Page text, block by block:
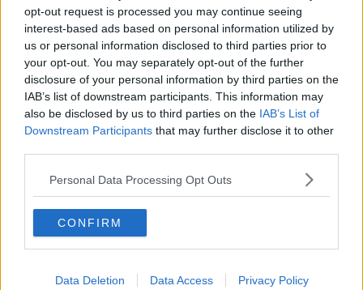
opt-out request is processed you may continue seeing
interest-based ads based on personal information utilized by
us or personal information disclosed to third parties prior to
your opt-out. You may separately opt-out of the further
disclosure of your personal information by third parties on the
IAB’s list of downstream participants. This information may
also be disclosed by us to third parties on the IAB’s List of
Downstream Participants that may further disclose it to other
Personal Data Processing Opt Outs
CONFIRM
Data Deletion Data Access Privacy Policy
Recentemente si è inaugurata una tua mostra a Milano . Che
storia racconti?
E’ una selezione delle mie opere classiche, inoltre ci sono sei
grandi opere, in bianco e nero, ispirate ad ipotesi di monumenti.
Tornado al classicismo e al nostro rinascimento si dovrebbero
realizzare dei monumenti che riescano ad esprimere
compiutamente il nostro tempo ed il nostro essere intimo. Quello
reale di rinascita e contaminazione.